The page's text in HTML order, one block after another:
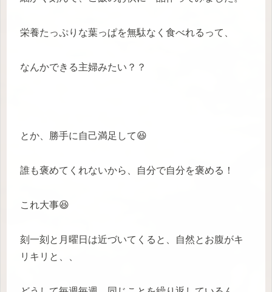
栄養たっぷりな葉っぱを無駄なく食べれるって、
なんかできる主婦みたい？？
とか、勝手に自己満足して😆
誰も褒めてくれないから、自分で自分を褒める！
これ大事😆
刻一刻と月曜日は近づいてくると、自然とお腹がキ
リキリと、、